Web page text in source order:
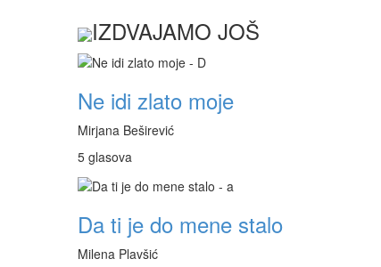
IZDVAJAMO JOŠ
Ne idi zlato moje
Mirjana Beširević
5 glasova
Da ti je do mene stalo
Milena Plavšić